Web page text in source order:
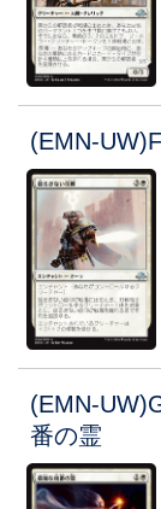
(EMN-
(EMN-
番の霊